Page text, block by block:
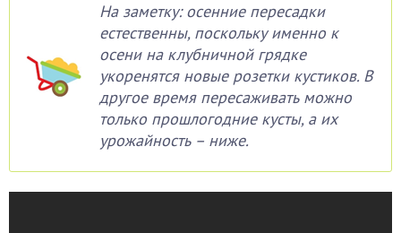
На заметку: осенние пересадки
естественны, поскольку именно к
осени на клубничной грядке
укоренятся новые розетки кустиков. В
другое время пересаживать можно
только прошлогодние кусты, а их
урожайность – ниже.